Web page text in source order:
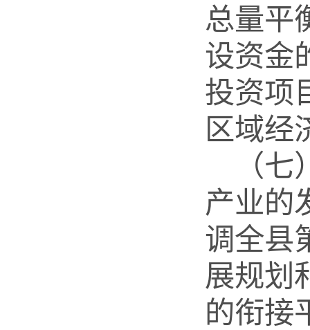
总量平
设资金
投资项
区域经
（
产业的
调全县
展规划
的衔接